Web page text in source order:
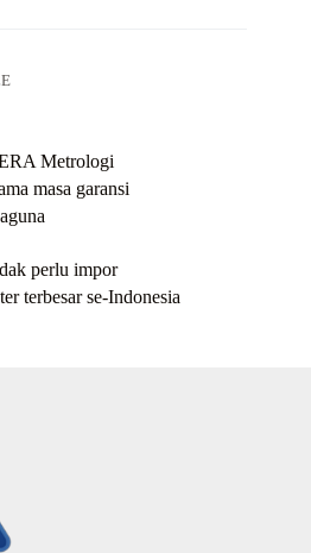
Metrologi
masa garansi
perlu impor
terbesar se-Indonesia